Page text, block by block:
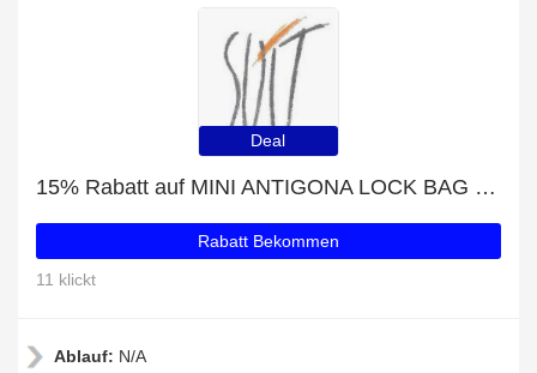
Deal
15% Rabatt auf MINI ANTIGONA LOCK BAG IN BOX LEATHER
Rabatt Bekommen
11 klickt
Ablauf: N/A